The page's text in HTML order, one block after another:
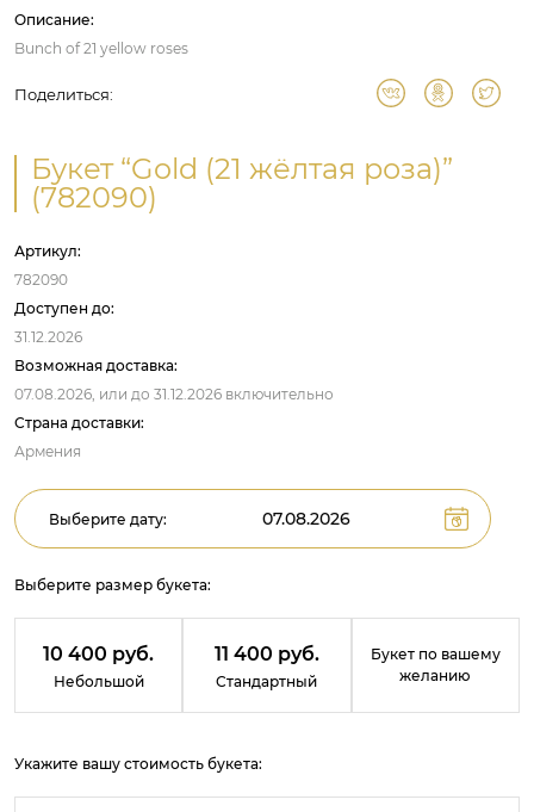
Описание:
Bunch of 21 yellow roses
Поделиться:
Букет “Gold (21 жёлтая роза)”
(782090)
Артикул:
782090
Доступен до:
31.12.2026
Возможная доставка:
07.08.2026, или до 31.12.2026 включительно
Страна доставки:
Армения
Выберите дату:
Выберите размер букета:
10 400 руб.
Небольшой
11 400 руб.
Стандартный
Букет по вашему
желанию
Укажите вашу стоимость букета: